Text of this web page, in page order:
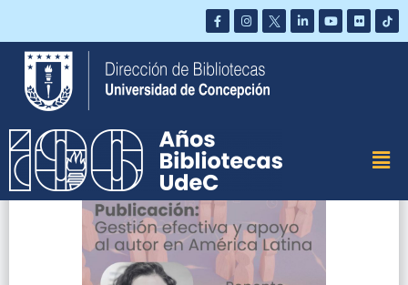
Saltar
contenido